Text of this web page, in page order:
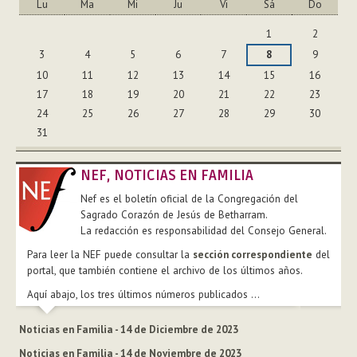
Lu Ma Mi Ju Vi Sá Do
1
2
3
4 5 6 7 8
9
10
11 12 13 14 15
16
17
18 19 20 21 22
23
24
25 26 27 28 29
30
31
NEF, NOTICIAS EN FAMILIA
Nef es el boletín oficial de la Congregación del
Sagrado Corazón de Jesús de Betharram.
La redacción es responsabilidad del Consejo General.
Para leer la NEF puede consultar la sección correspondiente del
portal, que también contiene el archivo de los últimos años.
Aquí abajo, los tres últimos números publicados ...
Noticias en Familia - 14 de Diciembre de 2023
Noticias en Familia - 14 de Noviembre de 2023